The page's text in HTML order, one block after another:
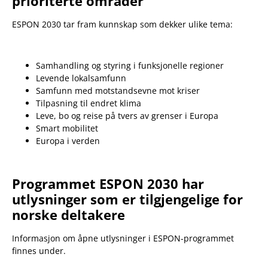
ESPON 2030 tar fram kunnskap som dekker ulike tema:
Samhandling og styring i funksjonelle regioner
Levende lokalsamfunn
Samfunn med motstandsevne mot kriser
Tilpasning til endret klima
Leve, bo og reise på tvers av grenser i Europa
Smart mobilitet
Europa i verden
Programmet ESPON 2030 har
utlysninger som er tilgjengelige for
norske deltakere
Informasjon om åpne utlysninger i ESPON-programmet
finnes under.